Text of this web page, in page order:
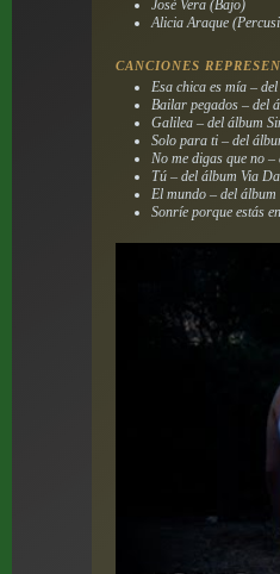
José Vera (Bajo)
Alicia Araque
CANCIONES
Esa chica es mía –
Bailar pegados – del
Galilea – del álbum
Solo para ti – del
No me digas que no
Tú – del álbum Via
El mundo – del
Sonríe porque estás